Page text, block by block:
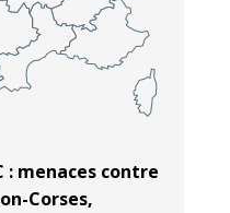
: menaces contre
Corses,